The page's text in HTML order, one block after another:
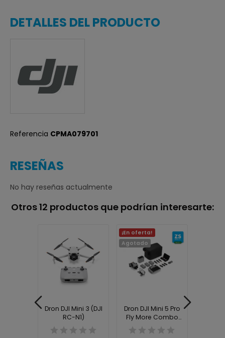
DETALLES DEL PRODUCTO
Referencia CPMA079701
RESEÑAS
No hay reseñas actualmente
Otros 12 productos que podrían interesarte:
Dron DJI Mini 3 (DJI
RC-N1)
¡En oferta!
Agotado
Dron DJI Mini 5 Pro
Fly More Combo
(DJI RC2)...